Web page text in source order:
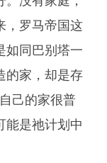
，罗马帝国这
如同巴别塔一
的家，却是存
己的家很普
能是祂计划中